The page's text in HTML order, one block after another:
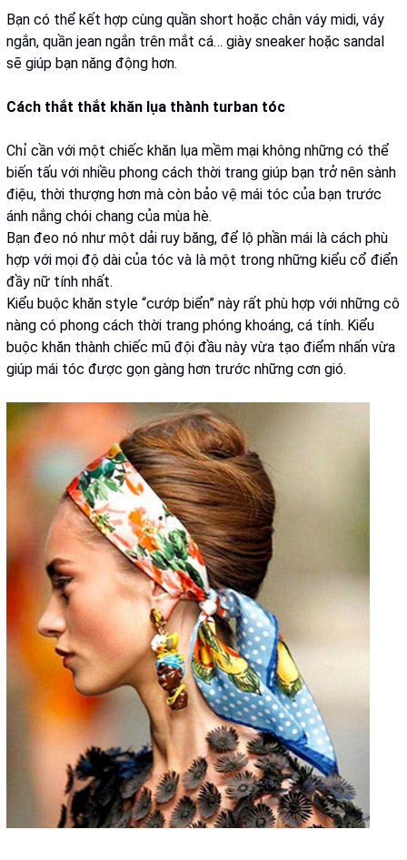
Bạn có thể kết hợp cùng quần short hoặc chân váy midi, váy
ngắn, quần jean ngắn trên mắt cá… giày sneaker hoặc sandal
sẽ giúp bạn năng động hơn.
Cách thắt thắt khăn lụa thành turban tóc
Chỉ cần với một chiếc khăn lụa mềm mại không những có thể
biến tấu với nhiều phong cách thời trang giúp bạn trở nên sành
điệu, thời thượng hơn mà còn bảo vệ mái tóc của bạn trước
ánh nắng chói chang của mùa hè.
Bạn đeo nó như một dải ruy băng, để lộ phần mái là cách phù
hợp với mọi độ dài của tóc và là một trong những kiểu cổ điển
đầy nữ tính nhất.
Kiểu buộc khăn style “cướp biển” này rất phù hợp với những cô
nàng có phong cách thời trang phóng khoáng, cá tính. Kiểu
buộc khăn thành chiếc mũ đội đầu này vừa tạo điểm nhấn vừa
giúp mái tóc được gọn gàng hơn trước những cơn gió.